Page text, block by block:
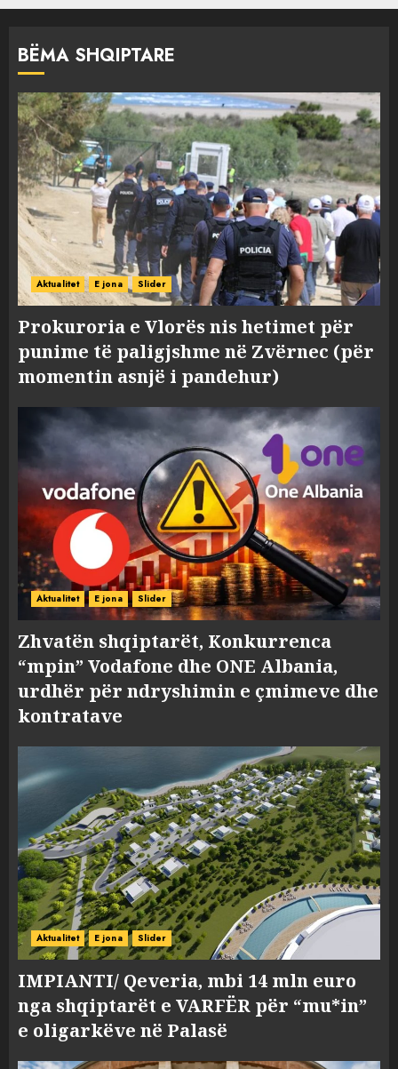
BËMA SHQIPTARE
Aktualitet E jona Slider
Prokuroria e Vlorës nis hetimet për
punime të paligjshme në Zvërnec (për
momentin asnjë i pandehur)
Aktualitet E jona Slider
Zhvatën shqiptarët, Konkurrenca
“mpin” Vodafone dhe ONE Albania,
urdhër për ndryshimin e çmimeve dhe
kontratave
Aktualitet E jona Slider
IMPIANTI/ Qeveria, mbi 14 mln euro
nga shqiptarët e VARFËR për “mu*in”
e oligarkëve në Palasë